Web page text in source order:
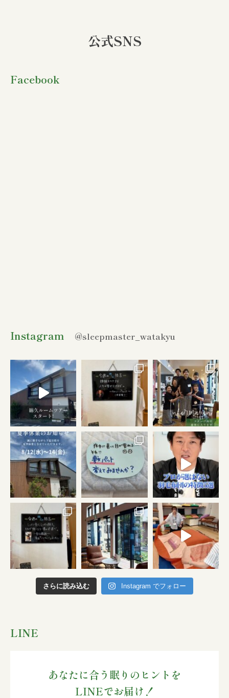
公式SNS
Facebook
Instagram @sleepmaster_watakyu
さらに読み込む Instagram でフォロー
LINE
あなたに合う眠りのヒントを
LINEでお届け！